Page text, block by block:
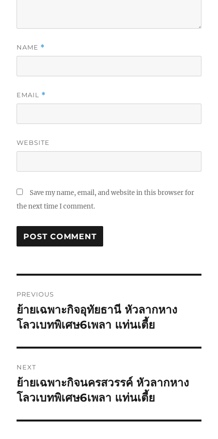
NAME *
EMAIL *
WEBSITE
Save my name, email, and website in this browser for
the next time I comment.
navigation
PREVIOUS
Previous
post:
ย้ายเฉพาะกิจอุทัยธานี หัวลากหาง
โลวเบทพิเศษ6เพลา แท่นเตี้ย
NEXT
Next
post:
ย้ายเฉพาะกิจนครสวรรค์ หัวลากหาง
โลวเบทพิเศษ6เพลา แท่นเตี้ย